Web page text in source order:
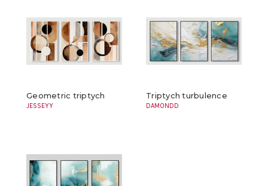
Geometric triptych
JESSEYY
Triptych turbulence
DAMONDD